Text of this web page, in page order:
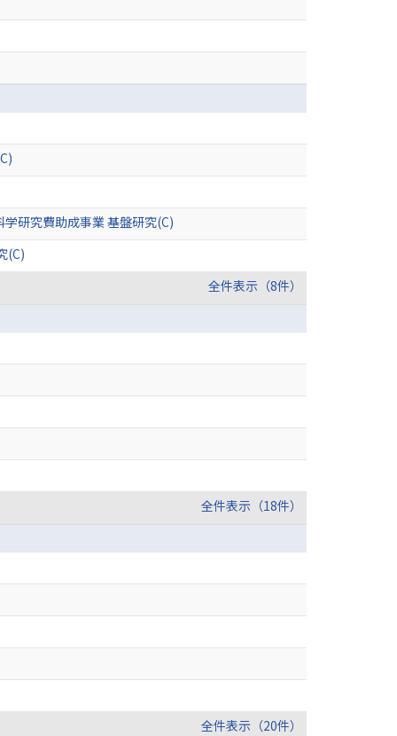
研究費助成事業 基盤研究(C)
(C)
全件表示（8件）
全件表示（18件）
全件表示（20件）